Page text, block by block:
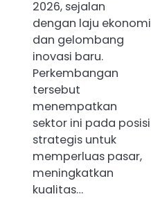
2026, sejalan
dengan laju ekonomi
dan gelombang
inovasi baru.
Perkembangan
tersebut
menempatkan
sektor ini pada posisi
strategis untuk
memperluas pasar,
meningkatkan
kualitas…